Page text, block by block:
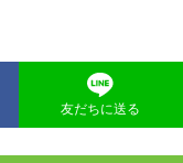
友だちに送る